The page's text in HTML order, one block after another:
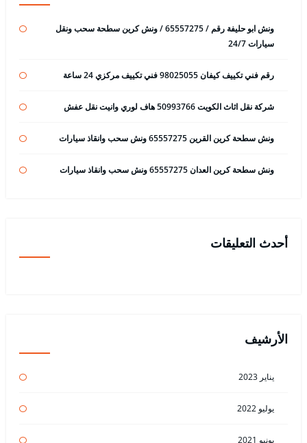
ونش ابو حليفة رقم / 65557275 / ونش كرين سطحة سحب ونقل
سيارات 24/7
رقم فني تكييف كيفان 98025055 فني تكييف مركزي 24 ساعة
شركة نقل اثاث الكويت 50993766 هاف لوري وانيت نقل عفش
ونش سطحة كرين القرين 65557275 ونش سحب وانقاذ سيارات
ونش سطحة كرين العدان 65557275 ونش سحب وانقاذ سيارات
أحدث التعليقات
الأرشيف
يناير 2023
يوليو 2022
يونيو 2021